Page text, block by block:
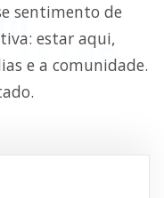
sentimento de
estar aqui,
e a comunidade.